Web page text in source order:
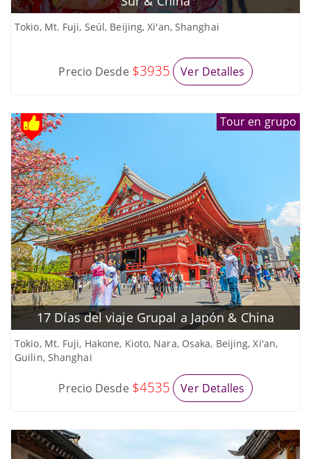
Tokio, Mt. Fuji, Seúl, Beijing, Xi'an, Shanghai
Precio Desde $3935 Ver Detalles
Tour en grupo
17 Días del viaje Grupal a Japón & China
Tokio, Mt. Fuji, Hakone, Kioto, Nara, Osaka, Beijing, Xi'an,
Guilin, Shanghai
Precio Desde $4535 Ver Detalles